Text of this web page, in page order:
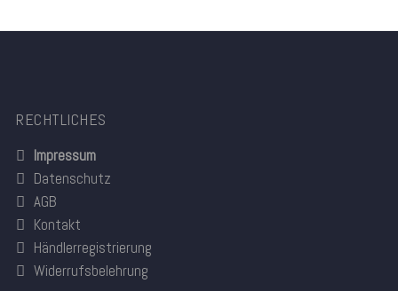
RECHTLICHES
Impressum
Datenschutz
AGB
Kontakt
Händlerregistrierung
Widerrufsbelehrung